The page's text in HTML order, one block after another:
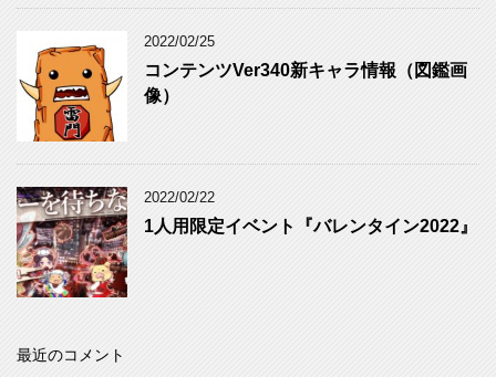
2022/02/25
コンテンツVer340新キャラ情報（図鑑画
像）
2022/02/22
1人用限定イベント『バレンタイン2022』
最近のコメント